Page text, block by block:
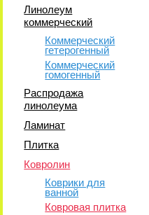
Линолеум
коммерческий
Коммерческий
гетерогенный
Коммерческий
гомогенный
Распродажа
линолеума
Ламинат
Плитка
Ковролин
Коврики для
ванной
Ковровая плитка